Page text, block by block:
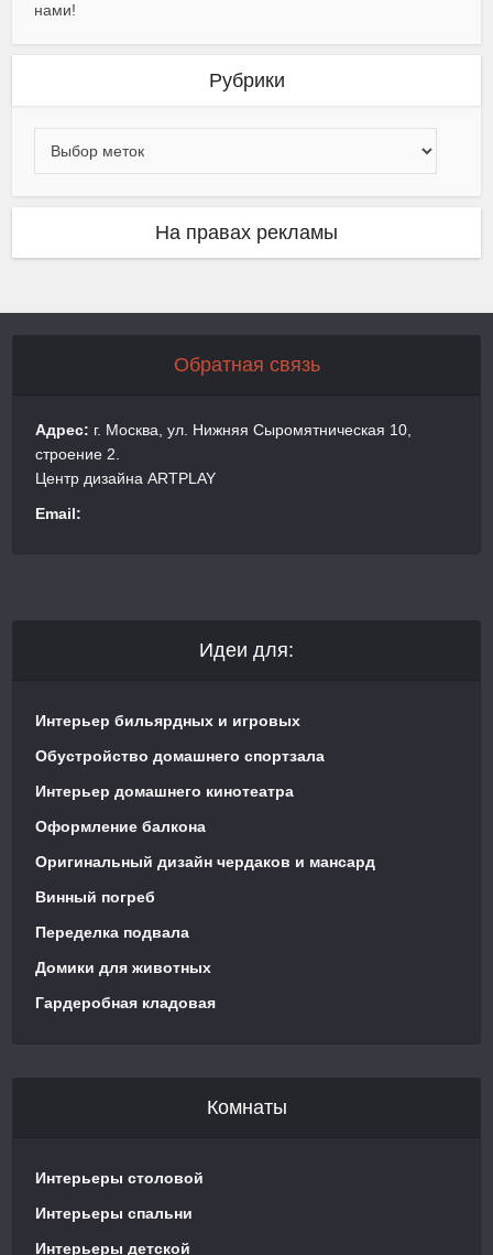
нами!
Рубрики
На правах рекламы
Обратная связь
Адрес: г. Москва, ул. Нижняя Сыромятническая 10,
строение 2.
Центр дизайна ARTPLAY
Email:
Идеи для:
Интерьер бильярдных и игровых
Обустройство домашнего спортзала
Интерьер домашнего кинотеатра
Оформление балкона
Оригинальный дизайн чердаков и мансард
Винный погреб
Переделка подвала
Домики для животных
Гардеробная кладовая
Комнаты
Интерьеры столовой
Интерьеры спальни
Интерьеры детской